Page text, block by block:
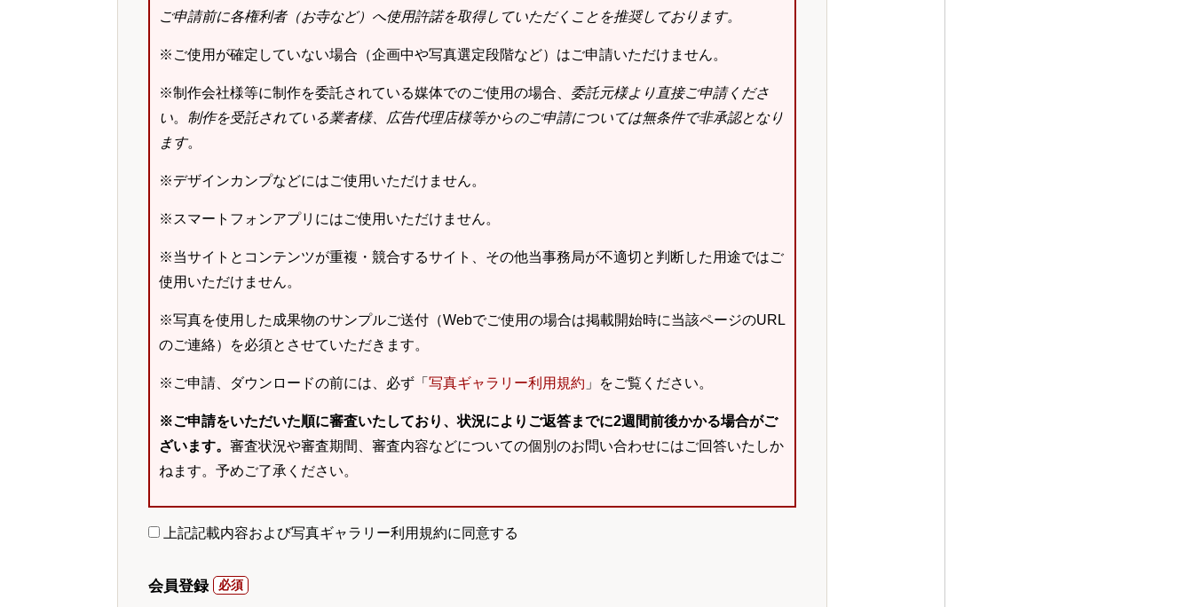
ご申請前に各権利者（お寺など）へ使用許諾を取得していただくことを推奨しております。
※ご使用が確定していない場合（企画中や写真選定段階など）はご申請いただけません。
※制作会社様等に制作を委託されている媒体でのご使用の場合、 委託元様より直接ご申請くださ
い。 制作を受託されている業者様、広告代理店様等からのご申請については無条件で非承認となり
ます。
※デザインカンプなどにはご使用いただけません。
※スマートフォンアプリにはご使用いただけません。
※当サイトとコンテンツが重複・競合するサイト、その他当事務局が不適切と判断した用途ではご
使用いただけません。
※写真を使用した成果物のサンプルご送付（Webでご使用の場合は掲載開始時に当該ページのURL
のご連絡）を必須とさせていただきます。
※ご申請、ダウンロードの前には、必ず「 写真ギャラリー利用規約 」をご覧ください。
※ご申請をいただいた順に審査いたしており、状況によりご返答までに2週間前後かかる場合がご
ざいます。 審査状況や審査期間、審査内容などについての個別のお問い合わせにはご回答いたしか
ねます。予めご了承ください。
上記記載内容および写真ギャラリー利用規約に同意する
会員登録